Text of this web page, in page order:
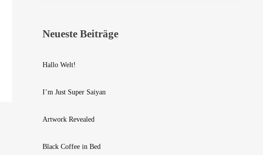
Review
Neueste Beiträge
Hallo Welt!
I’m Just Super Saiyan
Artwork Revealed
Black Coffee in Bed